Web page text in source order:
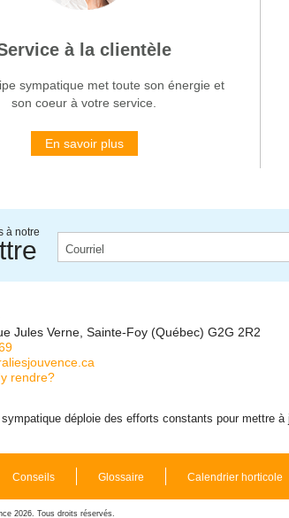
à la clientèle
sympatique met toute son énergie et
son coeur à votre service.
En savoir plus
à notre
Jules Verne, Sainte-Foy (Québec) G2G 2R2
rendre?
sympatique déploie des efforts constants pour mettre
Conseils Glossaire Calendrier horticole
2026. Tous droits réservés.